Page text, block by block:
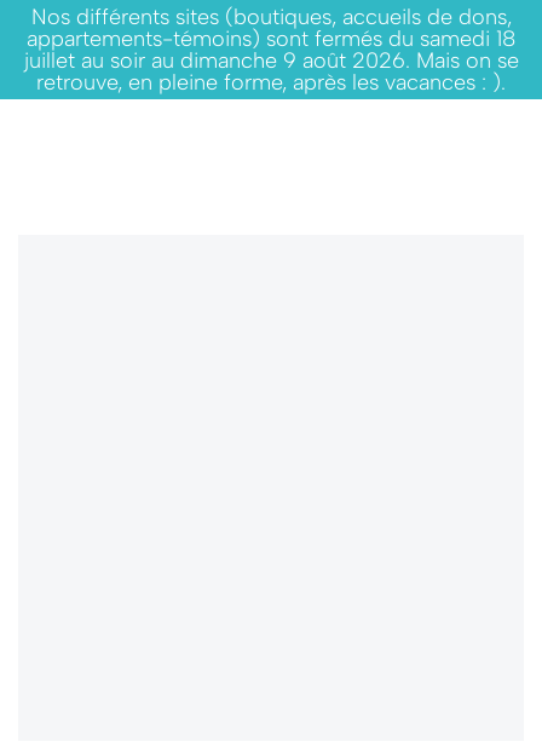
Nos différents sites (boutiques, accueils de dons,
appartements-témoins) sont fermés du samedi 18
juillet au soir au dimanche 9 août 2026. Mais on se
retrouve, en pleine forme, après les vacances : ).